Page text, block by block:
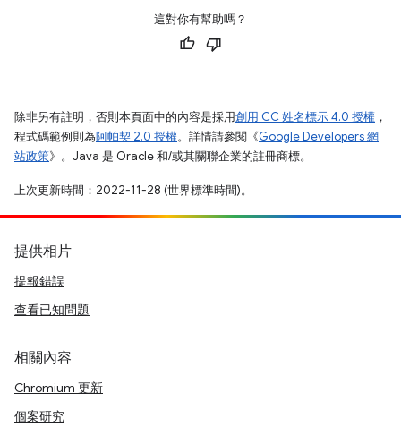
這對你有幫助嗎？
除非另有註明，否則本頁面中的內容是採用創用 CC 姓名標示 4.0 授權 ，
程式碼範例則為阿帕契 2.0 授權。詳情請參閱《Google Developers 網
站政策》。Java 是 Oracle 和/或其關聯企業的註冊商標。
上次更新時間：2022-11-28 (世界標準時間)。
提供相片
提報錯誤
查看已知問題
相關內容
Chromium 更新
個案研究